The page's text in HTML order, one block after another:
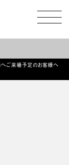
へご来場予定のお客様へ